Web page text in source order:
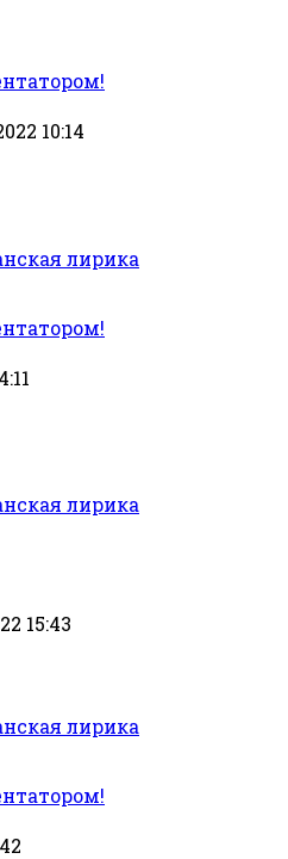
10:14
лирика
лирика
15:43
лирика